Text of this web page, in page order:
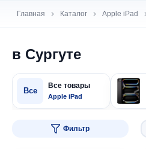
Главная Каталог Apple iPad
в Сургуте
Все
Все товары
Apple iPad
Фильтр